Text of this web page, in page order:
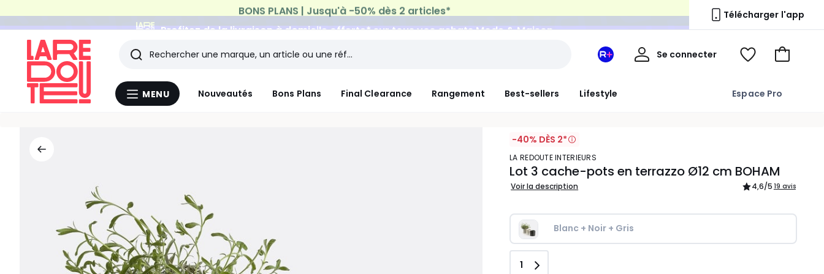
Profitez de la livraison à domicile offerte*sur tous vos achats Mode & Maison Télécharger l'app
Menu
MENU Nouveautés Bons Plans Final Clearance Rangement Best-sellers Lifestyle Espace Pro
Rechercher
Les
derniers
Mon
Redoute
Se connecter
Mon
Voir
Aller
-40% DÈS 2*
LA REDOUTE INTERIEURS
Lot 3 cache-pots en terrazzo Ø12 cm BOHAM
Voir la description 4,6/5 19 avis
Blanc + Noir + Gris
Quantité
1